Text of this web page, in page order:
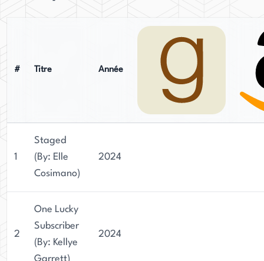
# Titre Année
1
Staged
(By: Elle
Cosimano)
2024
2
One Lucky
Subscriber
(By: Kellye
Garrett)
2024